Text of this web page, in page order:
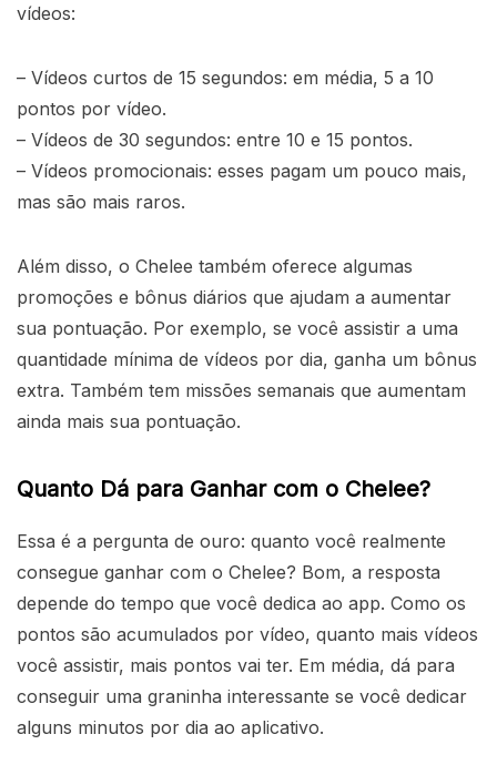
vídeos:
– Vídeos curtos de 15 segundos: em média, 5 a 10
pontos por vídeo.
– Vídeos de 30 segundos: entre 10 e 15 pontos.
– Vídeos promocionais: esses pagam um pouco mais,
mas são mais raros.
Além disso, o Chelee também oferece algumas
promoções e bônus diários que ajudam a aumentar
sua pontuação. Por exemplo, se você assistir a uma
quantidade mínima de vídeos por dia, ganha um bônus
extra. Também tem missões semanais que aumentam
ainda mais sua pontuação.
Quanto Dá para Ganhar com o Chelee?
Essa é a pergunta de ouro: quanto você realmente
consegue ganhar com o Chelee? Bom, a resposta
depende do tempo que você dedica ao app. Como os
pontos são acumulados por vídeo, quanto mais vídeos
você assistir, mais pontos vai ter. Em média, dá para
conseguir uma graninha interessante se você dedicar
alguns minutos por dia ao aplicativo.